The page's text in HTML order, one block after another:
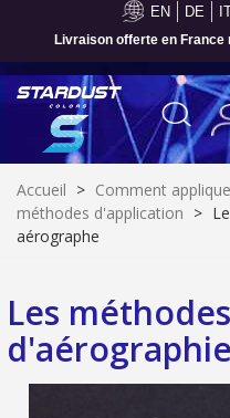
EN DE
Livraison offerte en
Accueil > Comment
méthodes d'application >
aérographe
Les méthodes
d'aérographie